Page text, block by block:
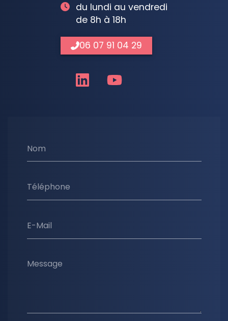
Nom
Téléphone
E-Mail
Message
du lundi au vendredi
de 8h à 18h
06 07 91 04 29